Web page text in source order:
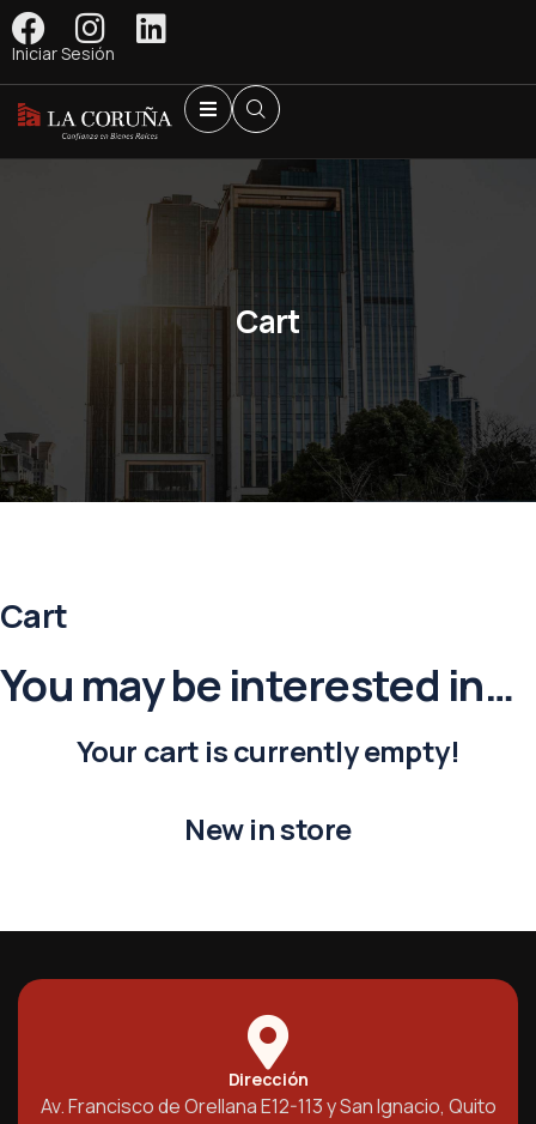
Iniciar Sesión
Cart
Cart
You may be interested in…
Your cart is currently empty!
New in store
Dirección
Av. Francisco de Orellana E12-113 y San Ignacio, Quito